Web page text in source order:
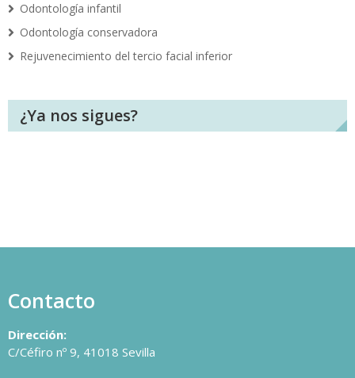
Odontología infantil
Odontología conservadora
Rejuvenecimiento del tercio facial inferior
¿Ya nos sigues?
Contacto
Dirección:
C/Céfiro nº 9, 41018 Sevilla